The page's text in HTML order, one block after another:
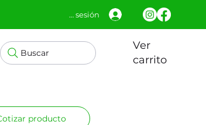
Buscar
Ver
carrito
Iniciar sesión
producto